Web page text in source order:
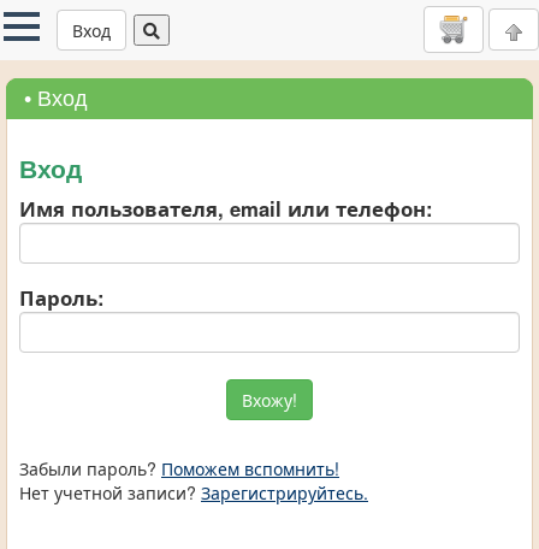
Вход
• Вход
Вход
Имя пользователя, email или телефон:
Пароль:
Забыли пароль? Поможем вспомнить!
Нет учетной записи? Зарегистрируйтесь.